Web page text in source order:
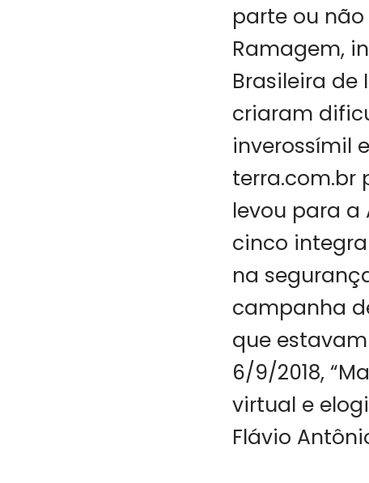
parte ou
Ramagem,
Brasileira de
criaram
inverossímil
terra.com.br
levou para a
cinco
na
campanha
que
6/9/2018,
virtual e
Flávio